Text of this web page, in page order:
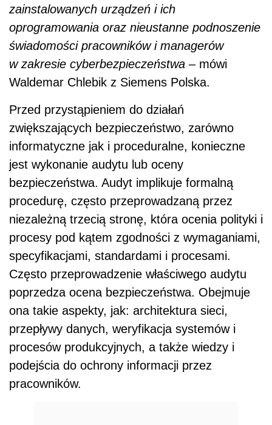
zainstalowanych urządzeń i ich
oprogramowania oraz nieustanne podnoszenie
świadomości pracowników i managerów
w zakresie cyberbezpieczeństwa – mówi
Waldemar Chlebik z Siemens Polska.
Przed przystąpieniem do działań
zwiększających bezpieczeństwo, zarówno
informatyczne jak i proceduralne, konieczne
jest wykonanie audytu lub oceny
bezpieczeństwa. Audyt implikuje formalną
procedurę, często przeprowadzaną przez
niezależną trzecią stronę, która ocenia polityki i
procesy pod kątem zgodności z wymaganiami,
specyfikacjami, standardami i procesami.
Często przeprowadzenie właściwego audytu
poprzedza ocena bezpieczeństwa. Obejmuje
ona takie aspekty, jak: architektura sieci,
przepływy danych, weryfikacja systemów i
procesów produkcyjnych, a także wiedzy i
podejścia do ochrony informacji przez
pracowników.